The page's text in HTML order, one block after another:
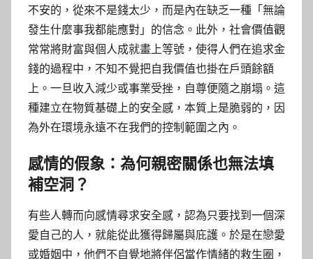
不安的，從來不是錢太少，而是內在缺乏一種「無論
發生什麼事我都能應對」的信念。此外，社會價值觀
常常將財富與個人成就畫上等號，使得人們在追求金
錢的過程中，不知不覺把自我價值也掛在戶頭餘額
上。一旦收入減少或事業受挫，自尊便隨之崩塌。這
種建立在物質基礎上的安全感，本質上是脆弱的，因
為外在環境永遠不在我們的控制範圍之內。
感情的假象：為何親密關係也無法填
補空洞？
有些人轉而向感情尋求安全感，認為只要找到一個深
愛自己的人，就能從此獲得歸屬與庇護。於是在戀愛
或婚姻中，他們不自覺地將伴侶當作情緒的救生圈，